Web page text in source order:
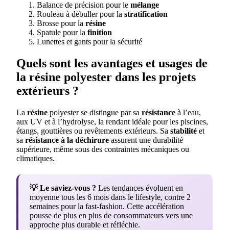
Balance de précision pour le mélange
Rouleau à débuller pour la stratification
Brosse pour la résine
Spatule pour la finition
Lunettes et gants pour la sécurité
Quels sont les avantages et usages de
la résine polyester dans les projets
extérieurs ?
La résine polyester se distingue par sa résistance à l’eau,
aux UV et à l’hydrolyse, la rendant idéale pour les piscines,
étangs, gouttières ou revêtements extérieurs. Sa stabilité et
sa résistance à la déchirure assurent une durabilité
supérieure, même sous des contraintes mécaniques ou
climatiques.
💡 Le saviez-vous ? Les tendances évoluent en
moyenne tous les 6 mois dans le lifestyle, contre 2
semaines pour la fast-fashion. Cette accélération
pousse de plus en plus de consommateurs vers une
approche plus durable et réfléchie.